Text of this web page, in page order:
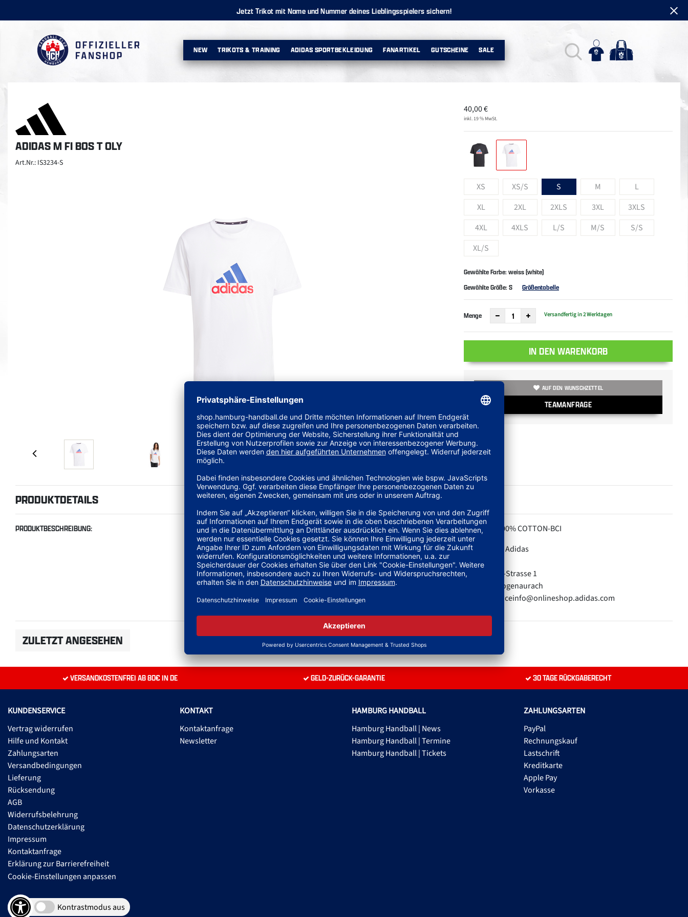
Jetzt Trikot mit Name und Nummer deines Lieblingsspielers sichern!
NEW TRIKOTS & TRAINING ADIDAS SPORTBEKLEIDUNG FANARTIKEL GUTSCHEINE SALE
ADIDAS M FI BOS T OLY
Art.Nr.: IS3234-S
40,00€
inkl. 19 % MwSt.
XS XS/S S M
L
XL
2XL 2XLS 3XL
3XLS
4XL
4XLS L/S M/S
S/S
XL/S
Gewählte Farbe: weiss (white)
Gewählte Größe:S Größentabelle
Menge Versandfertig in 2 Werktagen
IN DEN WARENKORB
AUF DEN WUNSCHZETTEL
TEAMANFRAGE
PRODUKTDETAILS
PRODUKTBESCHREIBUNG: MATERIAL: 100% COTTON-BCI
HERSTELLER:
Adidas
adidas AG
Adi-Dassler-Strasse 1
91074 Herzogenaurach
E-Mail: serviceinfo@onlineshop.adidas.com
ZULETZT ANGESEHEN
VERSANDKOSTENFREI AB 80€ IN DE GELD-ZURÜCK-GARANTIE 30 TAGE RÜCKGABERECHT
KUNDENSERVICE
Vertrag widerrufen
Hilfe und Kontakt
Zahlungsarten
Versandbedingungen
Lieferung
Rücksendung
AGB
Widerrufsbelehrung
Datenschutzerklärung
Impressum
Kontaktanfrage
Erklärung zur Barrierefreiheit
Cookie-Einstellungen anpassen
Kontrastmodus aus
KONTAKT
Kontaktanfrage
Newsletter
HAMBURG HANDBALL
Hamburg Handball | News
Hamburg Handball | Termine
Hamburg Handball | Tickets
ZAHLUNGSARTEN
PayPal
Rechnungskauf
Lastschrift
Kreditkarte
Apple Pay
Vorkasse